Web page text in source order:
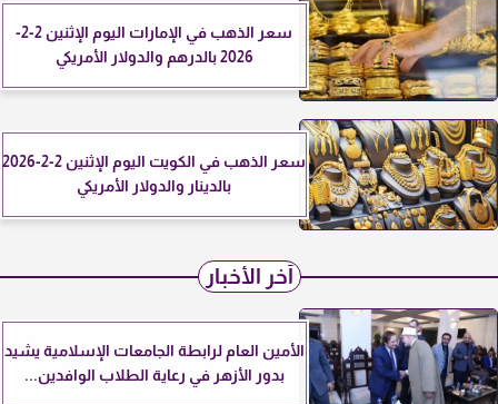
سعر الذهب في الإمارات اليوم الإثنين 2-2-
2026 بالدرهم والدولار الأمريكي
سعر الذهب في الكويت اليوم الإثنين 2-2-2026
بالدينار والدولار الأمريكي
آخر الأخبار
الأمين العام لرابطة الجامعات الإسلامية يشيد
بدور الأزهر في رعاية الطلاب الوافدين...